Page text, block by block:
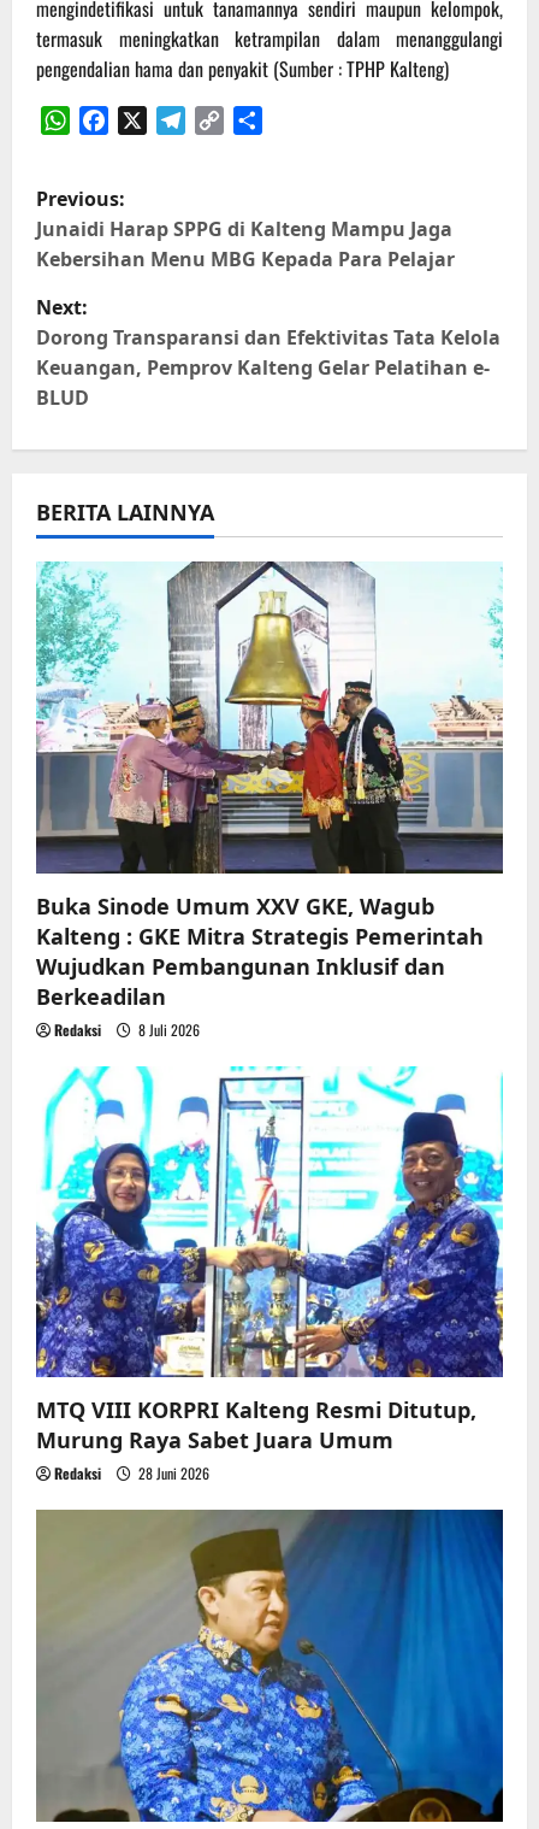
mengindetifikasi untuk tanamannya sendiri maupun kelompok,
termasuk meningkatkan ketrampilan dalam menanggulangi
pengendalian hama dan penyakit (Sumber : TPHP Kalteng)
P
o
s
t
n
a
v
i
g
a
t
i
o
n
Previous:
Junaidi Harap SPPG di Kalteng Mampu Jaga
Kebersihan Menu MBG Kepada Para Pelajar
Next:
Dorong Transparansi dan Efektivitas Tata Kelola
Keuangan, Pemprov Kalteng Gelar Pelatihan e-
BLUD
BERITA LAINNYA
Buka Sinode Umum XXV GKE, Wagub
Kalteng : GKE Mitra Strategis Pemerintah
Wujudkan Pembangunan Inklusif dan
Berkeadilan
Redaksi 8 Juli 2026
MTQ VIII KORPRI Kalteng Resmi Ditutup,
Murung Raya Sabet Juara Umum
Redaksi 28 Juni 2026